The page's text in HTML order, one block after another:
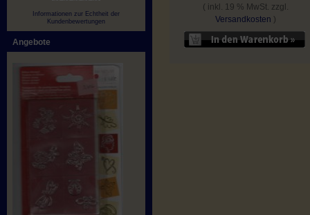
Informationen zur Echtheit der
Kundenbewertungen
Angebote
( inkl. 19 % MwSt. zzgl.
Versandkosten )